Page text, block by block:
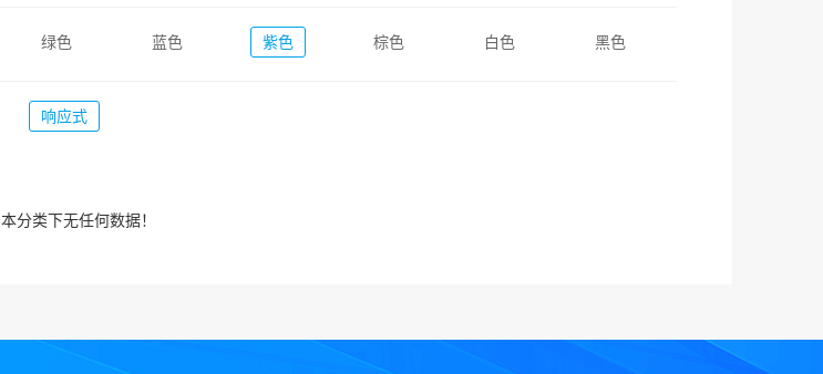
绿色 蓝色 紫色 棕色 白色 黑色
响应式
本分类下无任何数据！